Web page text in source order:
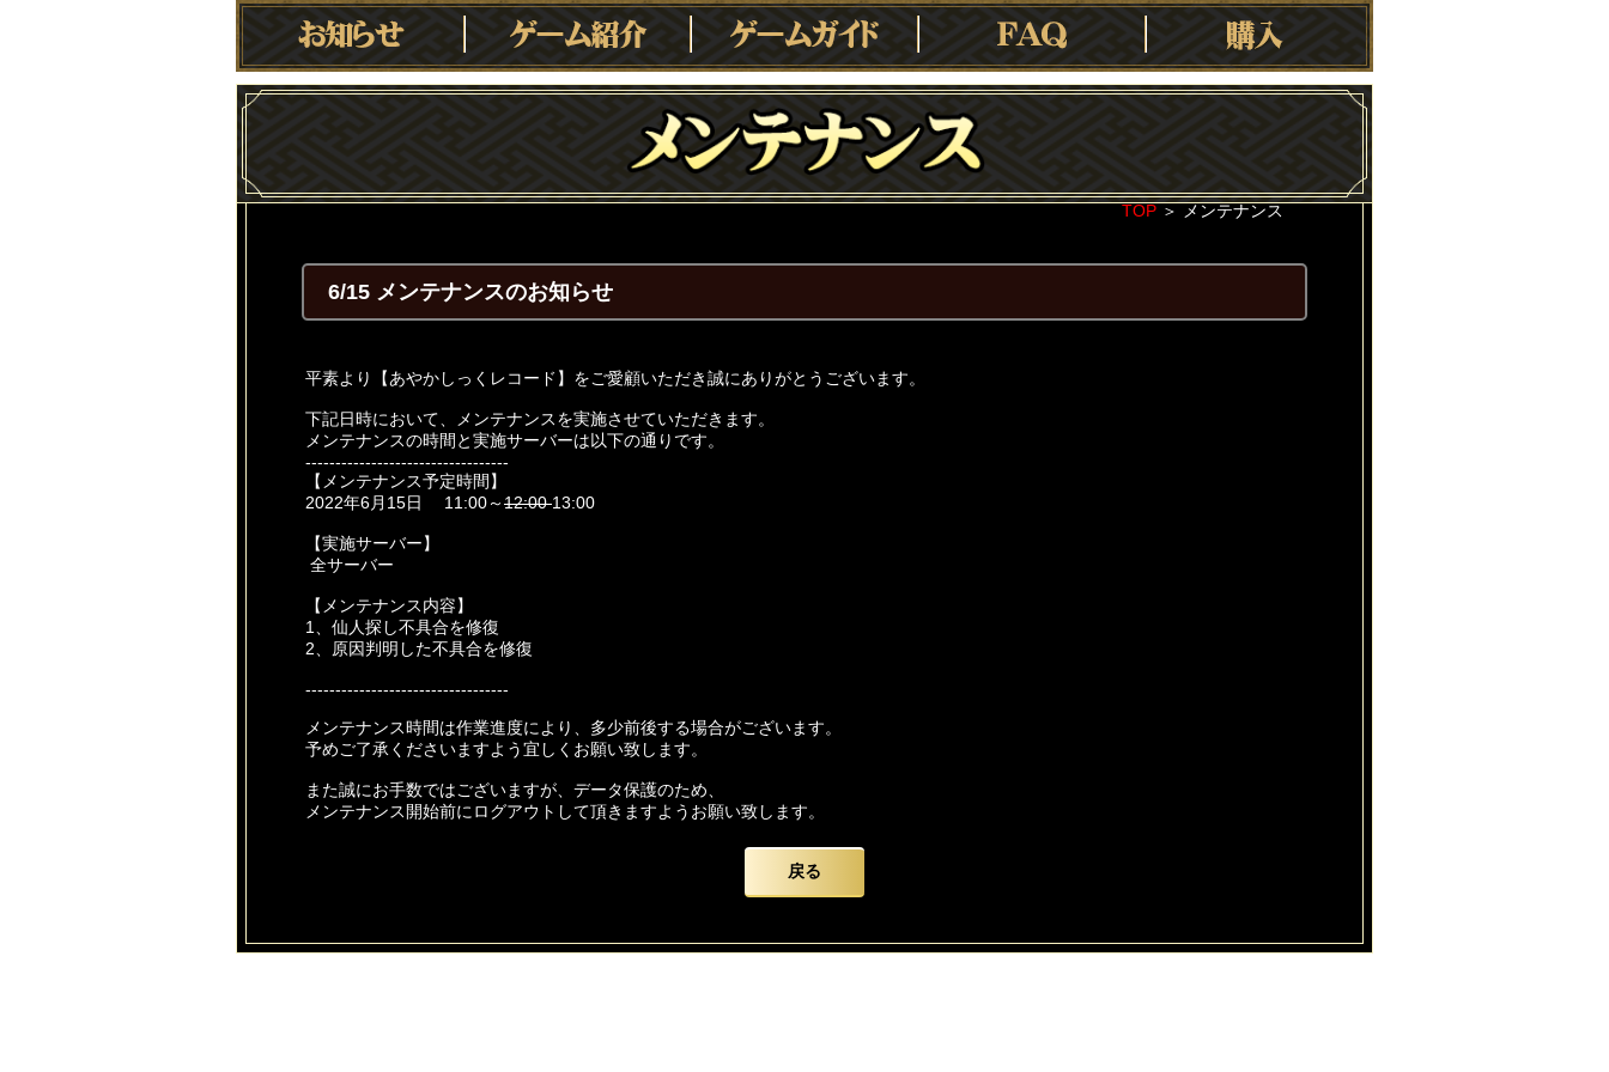
TOP ＞ メンテナンス
6/15 メンテナンスのお知らせ
平素より【あやかしっくレコード】をご愛顧いただき誠にありがとうございます。
下記日時において、メンテナンスを実施させていただきます。
メンテナンスの時間と実施サーバーは以下の通りです。
----------------------------------
【メンテナンス予定時間】
2022年6月15日 11:00～12:0013:00
【実施サーバー】
全サーバー
【メンテナンス内容】
1、仙人探し不具合を修復
2、原因判明した不具合を修復
----------------------------------
メンテナンス時間は作業進度により、多少前後する場合がございます。
予めご了承くださいますよう宜しくお願い致します。
また誠にお手数ではございますが、データ保護のため、
メンテナンス開始前にログアウトして頂きますようお願い致します。
戻る